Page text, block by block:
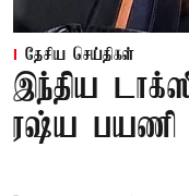
தேசிய செய்திகள்
இந்திய
ரஷ்ய பயணி